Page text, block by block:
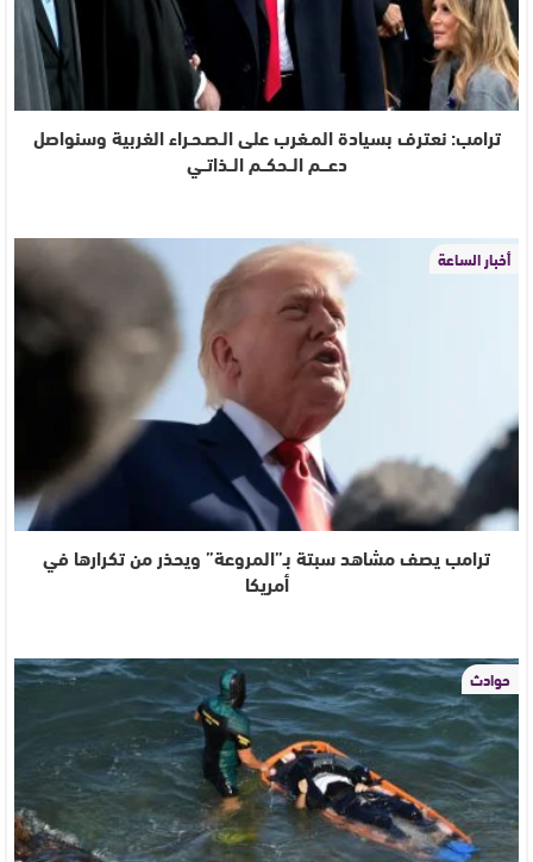
ترامب: نعترف بسيادة المـغرب على الـصـحـراء الغربية وسنواصل
دعـــم الــحكــم الــذاتــي
أخبار الساعة
ترامب يصف مشاهد سبتة بـ”المروعة” ويحذر من تكرارها في
أمريكا
حوادث